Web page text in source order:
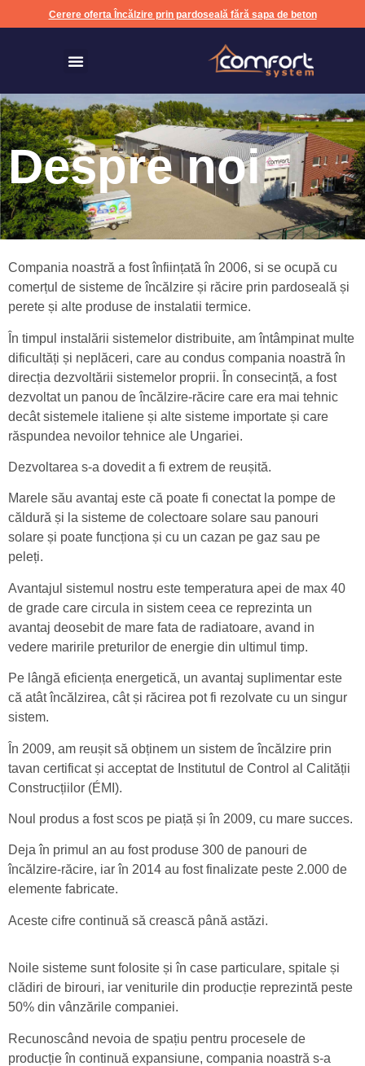
Cerere oferta Încălzire prin pardoseală fără sapa de beton
Despre noi
Compania noastră a fost înființată în 2006, si se ocupă cu
comerțul de sisteme de încălzire și răcire prin pardoseală și
perete și alte produse de instalatii termice.
În timpul instalării sistemelor distribuite, am întâmpinat multe
dificultăți și neplăceri, care au condus compania noastră în
direcția dezvoltării sistemelor proprii. În consecință, a fost
dezvoltat un panou de încălzire-răcire care era mai tehnic
decât sistemele italiene și alte sisteme importate și care
răspundea nevoilor tehnice ale Ungariei.
Dezvoltarea s-a dovedit a fi extrem de reușită.
Marele său avantaj este că poate fi conectat la pompe de
căldură și la sisteme de colectoare solare sau panouri
solare și poate funcționa și cu un cazan pe gaz sau pe
peleți.
Avantajul sistemul nostru este temperatura apei de max 40
de grade care circula in sistem ceea ce reprezinta un
avantaj deosebit de mare fata de radiatoare, avand in
vedere maririle preturilor de energie din ultimul timp.
Pe lângă eficiența energetică, un avantaj suplimentar este
că atât încălzirea, cât și răcirea pot fi rezolvate cu un singur
sistem.
În 2009, am reușit să obținem un sistem de încălzire prin
tavan certificat și acceptat de Institutul de Control al Calității
Construcțiilor (ÉMI).
Noul produs a fost scos pe piață și în 2009, cu mare succes.
Deja în primul an au fost produse 300 de panouri de
încălzire-răcire, iar în 2014 au fost finalizate peste 2.000 de
elemente fabricate.
Aceste cifre continuă să crească până astăzi.
Noile sisteme sunt folosite și în case particulare, spitale și
clădiri de birouri, iar veniturile din producție reprezintă peste
50% din vânzările companiei.
Recunoscând nevoia de spațiu pentru procesele de
producție în continuă expansiune, compania noastră s-a